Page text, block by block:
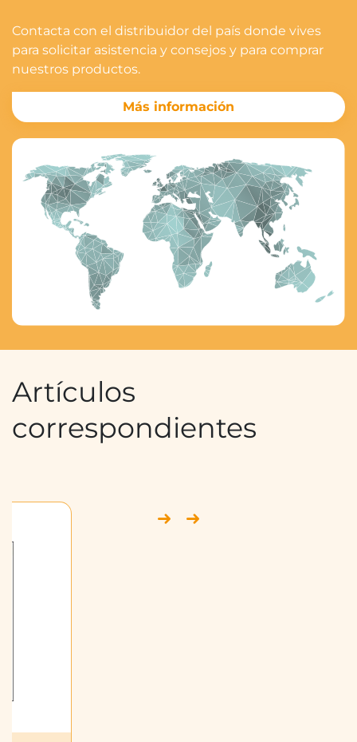
Contacta con el distribuidor del país donde vives
para solicitar asistencia y consejos y para comprar
nuestros productos.
Más información
Artículos
correspondientes